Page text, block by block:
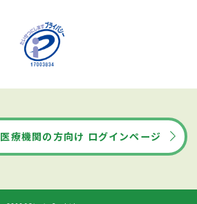
医療機関の方向け ログインページ